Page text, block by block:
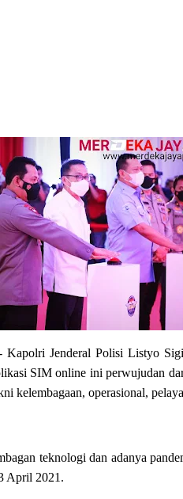
Kapolri Jenderal Polisi Listyo
SIM online ini perwujudan
kelembagaan, operasional,
teknologi dan adanya
April 2021.